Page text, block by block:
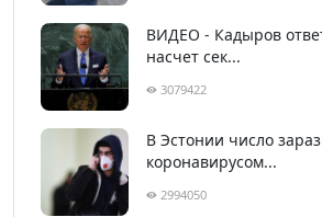
ВИДЕО - Кадыров
насчет сек...
3079422
В Эстонии число
коронавирусом...
2994050